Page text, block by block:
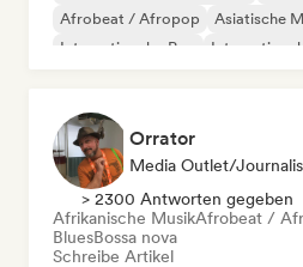
Afrobeat / Afropop
Asiatische
Internationaler Pop
Orrator
Media Outlet/
> 2300 Antworten gegeben
Afrikanische MusikAfrobeat /
BluesBossa nova
Schreibe Artikel